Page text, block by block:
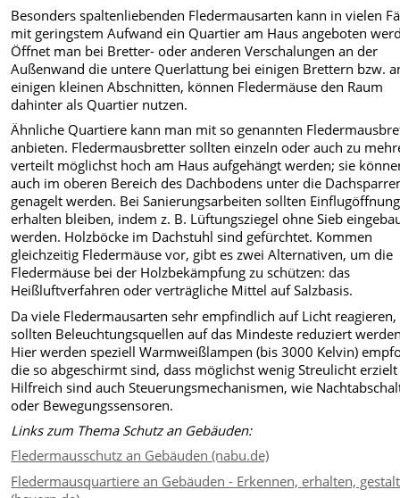
Besonders spaltenliebenden Fledermausarten kann in vielen
mit geringstem Aufwand ein Quartier am Haus angeboten
Öffnet man bei Bretter- oder anderen Verschalungen an der
Außenwand die untere Querlattung bei einigen Brettern bzw.
einigen kleinen Abschnitten, können Fledermäuse den Raum
dahinter als Quartier nutzen.
Ähnliche Quartiere kann man mit so genannten
anbieten. Fledermausbretter sollten einzeln oder auch zu
verteilt möglichst hoch am Haus aufgehängt werden; sie
auch im oberen Bereich des Dachbodens unter die
genagelt werden. Bei Sanierungsarbeiten sollten
erhalten bleiben, indem z. B. Lüftungsziegel ohne Sieb
werden. Holzböcke im Dachstuhl sind gefürchtet. Kommen
gleichzeitig Fledermäuse vor, gibt es zwei Alternativen, um die
Fledermäuse bei der Holzbekämpfung zu schützen: das
Heißluftverfahren oder verträgliche Mittel auf Salzbasis.
Da viele Fledermausarten sehr empfindlich auf Licht reagieren,
sollten Beleuchtungsquellen auf das Mindeste reduziert
Hier werden speziell Warmweißlampen (bis 3000 Kelvin)
die so abgeschirmt sind, dass möglichst wenig Streulicht
Hilfreich sind auch Steuerungsmechanismen, wie
oder Bewegungssensoren.
Links zum Thema Schutz an Gebäuden:
Fledermausschutz an Gebäuden (nabu.de)
Fledermausquartiere an Gebäuden - Erkennen, erhalten,